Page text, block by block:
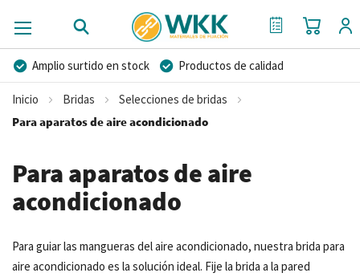
Mi
Mi Cotización
Amplio surtido en stock
Productos de calidad
Precios competitivos
Entrega rápida
Asesoramiento personal
Más de 40 años de experiencia
Inicio Bridas
Selecciones de bridas
Para aparatos de aire acondicionado
Para aparatos de aire
acondicionado
Para guiar las mangueras del aire acondicionado, nuestra brida para
aire acondicionado es la solución ideal. Fije la brida a la pared